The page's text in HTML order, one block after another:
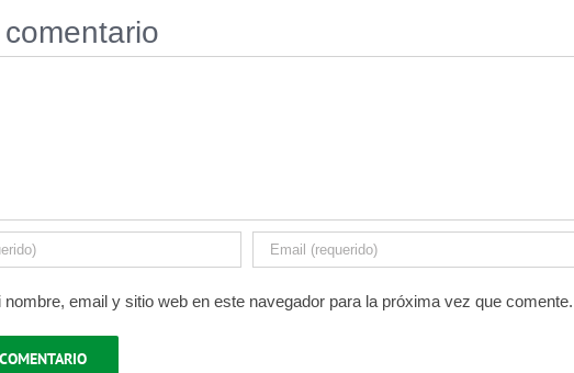
nombre, email y sitio web en este navegador para la próxima vez que comente.